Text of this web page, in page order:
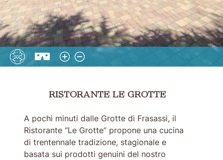
RISTORANTE LE GROTTE
A pochi minuti dalle Grotte di Frasassi, il
Ristorante “Le Grotte” propone una cucina
di trentennale tradizione, stagionale e
basata sui prodotti genuini del nostro